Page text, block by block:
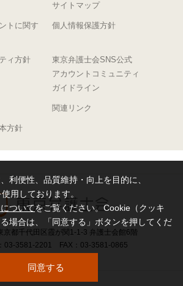
利便性、品質維持・向上を目的に、
用しております。
ついてをご覧ください。Cookie（クッキ
場合は、「同意する」ボタンを押してくだ
同意する
サイトマップ
トに関す
個人情報保護方針
ィ方針
東京弁護士会SNS公式
アカウントコミュニティ
ガイドライン
関連リンク
方針
京都千代田区霞が関1-1-3 弁護士会館6階
03-3581-2201 FAX：03-3581-0865